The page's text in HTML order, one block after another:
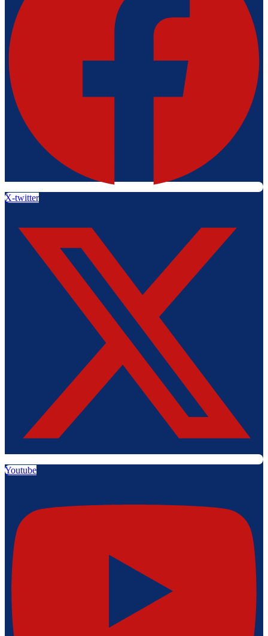
X-twitter
Youtube